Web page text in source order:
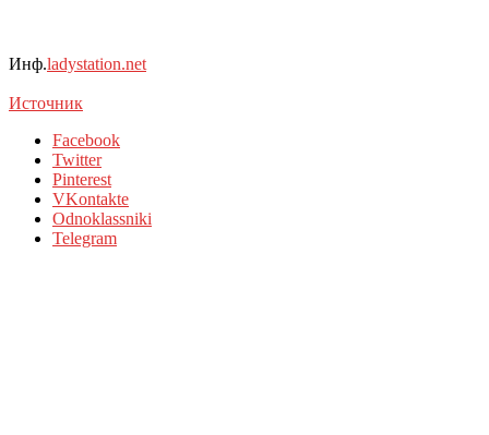
Инф.ladystation.net
Источник
Facebook
Twitter
Pinterest
VKontakte
Odnoklassniki
Telegram